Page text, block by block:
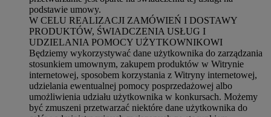
podstawie umowy.
W CELU REALIZACJI ZAMÓWIEŃ I DOSTAWY
PRODUKTÓW, ŚWIADCZENIA USŁUG I
UDZIELANIA POMOCY UŻYTKOWNIKOWI
Będziemy wykorzystywać dane użytkownika do zarządzania
stosunkiem umownym, zakupem produktów w Witrynie
internetowej, sposobem korzystania z Witryny internetowej,
udzielania ewentualnej pomocy posprzedażowej albo
umożliwienia udziału użytkownika w konkursach. Możemy
być zmuszeni przetwarzać niektóre dane użytkownika do